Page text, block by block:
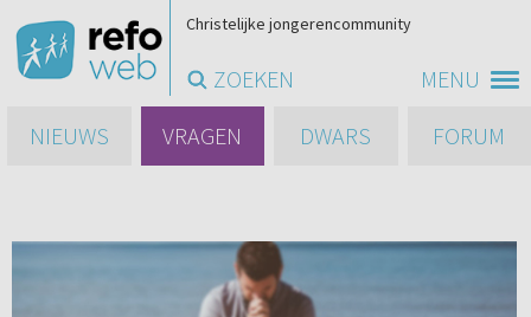
MENU
Christelijke jongerencommunity
ZOEKEN
NIEUWS
VRAGEN DWARS FORUM